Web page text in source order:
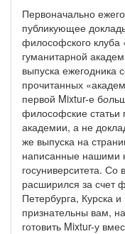
Первоначально
публикующее
философского
гуманитарной
выпуска ежегодника
прочитанных
первой Mixtur-е бо
философские статьи
академии, а не
же выпуска на
написанные нашими
госуниверситета. Со
расширился за счет
Петербурга, Курска
признательны вам,
готовить Mixtur-у